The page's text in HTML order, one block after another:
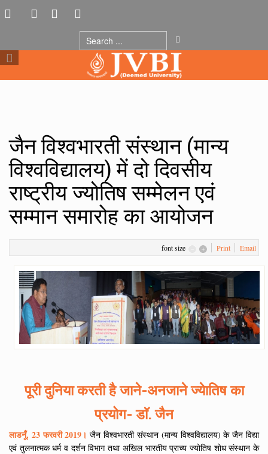
जैन विश्वभारती संस्थान (मान्य
विश्वविद्यालय) में दो दिवसीय
राष्ट्रीय ज्योतिष सम्मेलन एवं
सम्मान समारोह का आयोजन
font size Print Email
पूरी दुनिया करती है जाने-अनजाने ज्येातिष का
प्रयोग- डाॅ. जैन
लाडनूँ, 23 फरवरी 2019। जैन विश्वभारती संस्थान (मान्य विश्वविद्यालय) के जैन विद्या
एवं तुलनात्मक धर्म व दर्शन विभाग तथा अखिल भारतीय प्राच्य ज्योतिष शोध संस्थान के